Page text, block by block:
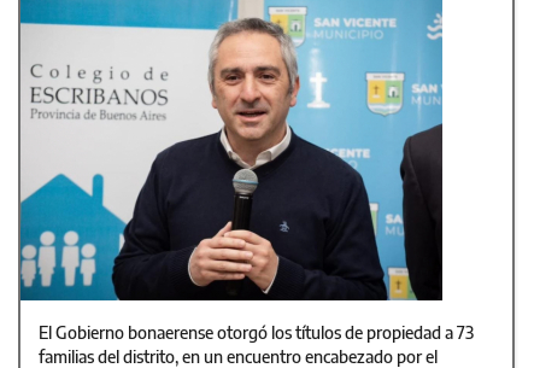
El Gobierno bonaerense otorgó los títulos de propiedad a 73
familias del distrito, en un encuentro encabezado por el